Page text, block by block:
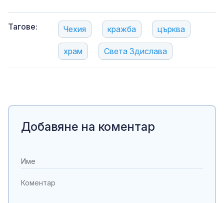
Тагове: Чехия кражба църква
храм Света Здислава
Добавяне на коментар